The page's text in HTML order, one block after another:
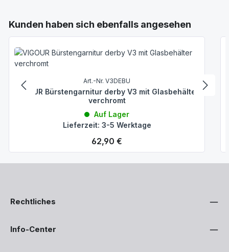
Produktgalerie überspringen
Kunden haben sich ebenfalls angesehen
Art.-Nr. V3DEBU
VIGOUR Bürstengarnitur derby V3 mit Glasbehälter
verchromt
Auf Lager
Lieferzeit: 3-5 Werktage
Regulärer Preis:
62,90 €
Rechtliches
Info-Center